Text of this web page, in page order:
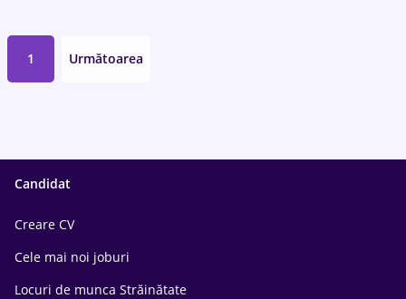
1 Următoarea
Candidat
Creare CV
Cele mai noi joburi
Locuri de munca Străinătate